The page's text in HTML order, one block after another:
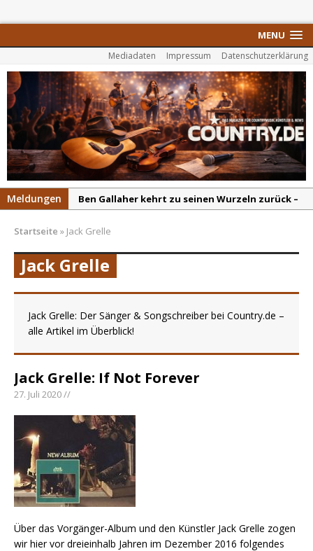
MENU
Mediadaten Impressum Datenschutzerklärung
Meldungen
Ben Gallaher kehrt zu seinen Wurzeln zurück –
Colton Dawson legt mit „Worth It“ nach –
Country mit Herz und Humor
Carly Pearce hinterfragt den ständigen
Vergleich mit anderen
Ella Langley schreibt Musikgeschichte:
„Choosin‘ Texas“ gehört zu den größten Hits
aller Zeiten
pez veröffentlicht neue Single „Late Night
Country Music Hot News – 9. August 2026:
Morgan Wallen, Dolly Parton und Riley Green im
Fokus
Startseite » Jack Grelle
Jack Grelle
Jack Grelle: Der Sänger & Songschreiber bei Country.de –
alle Artikel im Überblick!
Jack Grelle: If Not Forever
27. Juli 2020 //
Über das Vorgänger-Album und den Künstler Jack Grelle zogen
wir hier vor dreieinhalb Jahren im Dezember 2016 folgendes